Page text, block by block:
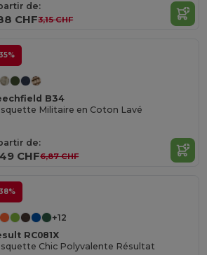
de:
CHF3,15 CHF
B34
Militaire en Coton Lavé
de:
CHF6,87 CHF
+12
RC081X
Chic Polyvalente Résultat